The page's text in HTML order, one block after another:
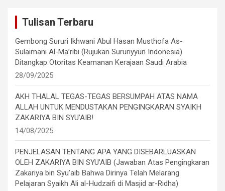
Tulisan Terbaru
Gembong Sururi Ikhwani Abul Hasan Musthofa As-
Sulaimani Al-Ma’ribi (Rujukan Sururiyyun Indonesia)
Ditangkap Otoritas Keamanan Kerajaan Saudi Arabia
28/09/2025
AKH THALAL TEGAS-TEGAS BERSUMPAH ATAS NAMA
ALLAH UNTUK MENDUSTAKAN PENGINGKARAN SYAIKH
ZAKARIYA BIN SYU’AIB!
14/08/2025
PENJELASAN TENTANG APA YANG DISEBARLUASKAN
OLEH ZAKARIYA BIN SYU’AIB (Jawaban Atas Pengingkaran
Zakariya bin Syu’aib Bahwa Dirinya Telah Melarang
Pelajaran Syaikh Ali al-Hudzaifi di Masjid ar-Ridha)